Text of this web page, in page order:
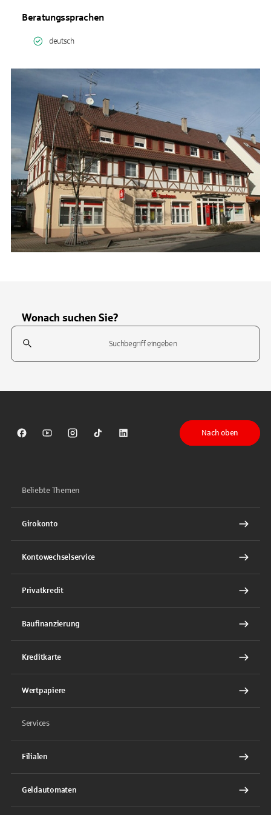
Beratungssprachen
deutsch
Wonach suchen Sie?
Suchfeld
Sparkasse auf Facebook
Sparkasse auf Youtube
Sparkasse auf Instagram
Sparkasse auf TikTok
Sparkasse auf LinkedIn
Nach oben
Beliebte Themen
Girokonto
Kontowechselservice
Privatkredit
Baufinanzierung
Kreditkarte
Wertpapiere
Services
Filialen
Geldautomaten